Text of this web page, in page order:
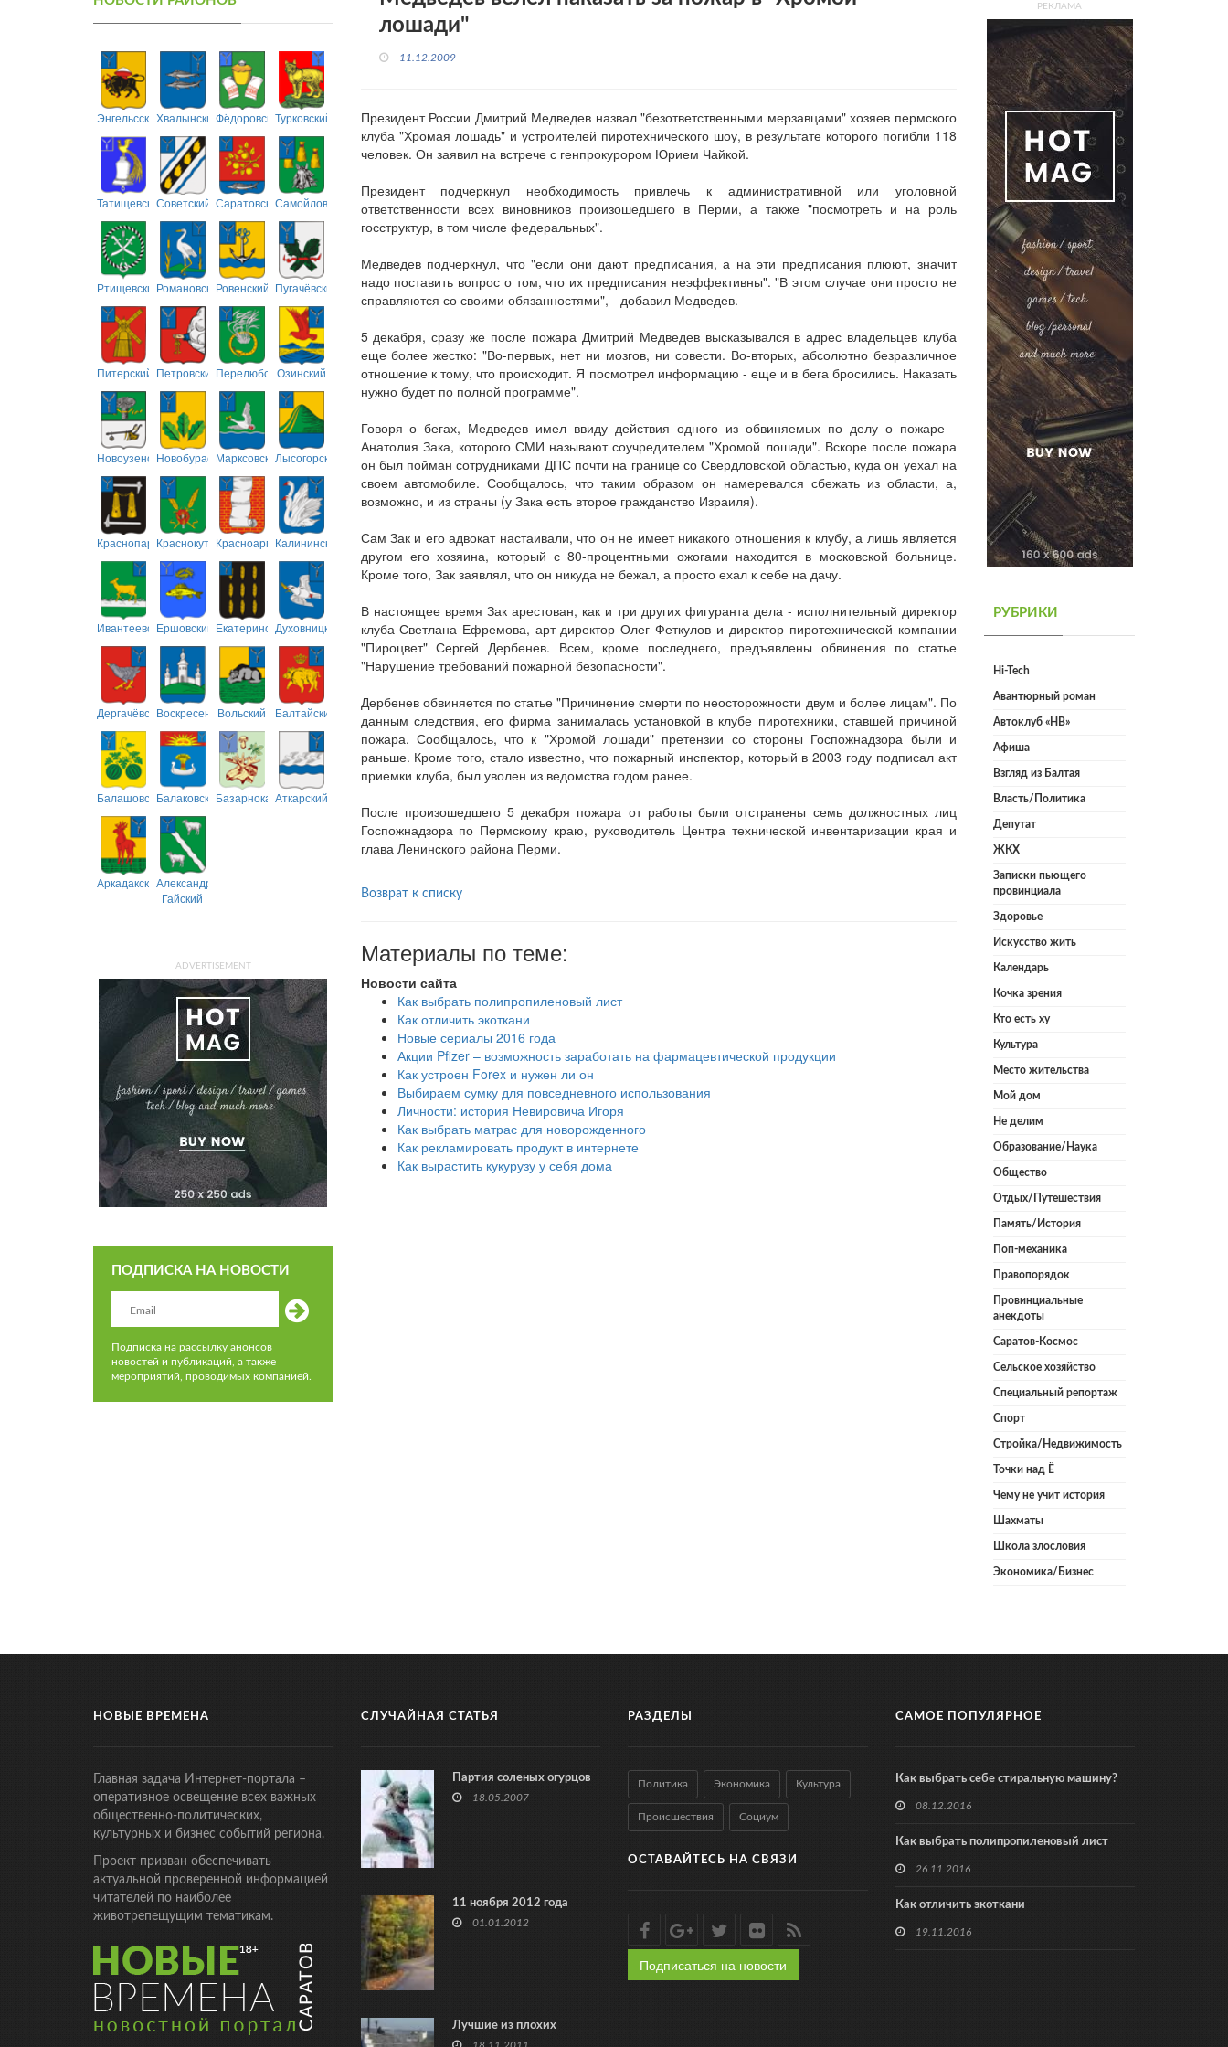
ЭнгельсскийХвалынскийФёдоровскийТурковский
ТатищевскийСоветский СаратовскийСамойловский
РтищевскийРомановскийРовенский Пугачёвский
Питерский ПетровскийПерелюбскийОзинский
НовоузенскийНовобурасскийМарксовскийЛысогорский
Краснопартизанский
КраснокутскийКрасноармейский
Калининский
ИвантеевскийЕршовский ЕкатериновскийДуховницкий
ДергачёвскийВоскресенскийВольский Балтайский
БалашовскийБалаковскийБазарнокарабулакский
Аткарский
АркадакскийАлександрово-
Гайский
ADVERTISEMENT
ПОДПИСКА НА НОВОСТИ
Подписка на рассылку анонсов
новостей и публикаций, а также
мероприятий, проводимых компанией.
лошади"
11.12.2009
Президент России Дмитрий Медведев назвал "безответственными мерзавцами" хозяев пермского
клуба "Хромая лошадь" и устроителей пиротехнического шоу, в результате которого погибли 118
человек. Он заявил на встрече с генпрокурором Юрием Чайкой.
Президент подчеркнул необходимость привлечь к административной или уголовной
ответственности всех виновников произошедшего в Перми, а также "посмотреть и на роль
госструктур, в том числе федеральных".
Медведев подчеркнул, что "если они дают предписания, а на эти предписания плюют, значит
надо поставить вопрос о том, что их предписания неэффективны". "В этом случае они просто не
справляются со своими обязанностями", - добавил Медведев.
5 декабря, сразу же после пожара Дмитрий Медведев высказывался в адрес владельцев клуба
еще более жестко: "Во-первых, нет ни мозгов, ни совести. Во-вторых, абсолютно безразличное
отношение к тому, что происходит. Я посмотрел информацию - еще и в бега бросились. Наказать
нужно будет по полной программе".
Говоря о бегах, Медведев имел ввиду действия одного из обвиняемых по делу о пожаре -
Анатолия Зака, которого СМИ называют соучредителем "Хромой лошади". Вскоре после пожара
он был пойман сотрудниками ДПС почти на границе со Свердловской областью, куда он уехал на
своем автомобиле. Сообщалось, что таким образом он намеревался сбежать из области, а,
возможно, и из страны (у Зака есть второе гражданство Израиля).
Сам Зак и его адвокат настаивали, что он не имеет никакого отношения к клубу, а лишь является
другом его хозяина, который с 80-процентными ожогами находится в московской больнице.
Кроме того, Зак заявлял, что он никуда не бежал, а просто ехал к себе на дачу.
В настоящее время Зак арестован, как и три других фигуранта дела - исполнительный директор
клуба Светлана Ефремова, арт-директор Олег Феткулов и директор пиротехнической компании
"Пироцвет" Сергей Дербенев. Всем, кроме последнего, предъявлены обвинения по статье
"Нарушение требований пожарной безопасности".
Дербенев обвиняется по статье "Причинение смерти по неосторожности двум и более лицам". По
данным следствия, его фирма занималась установкой в клубе пиротехники, ставшей причиной
пожара. Сообщалось, что к "Хромой лошади" претензии со стороны Госпожнадзора были и
раньше. Кроме того, стало известно, что пожарный инспектор, который в 2003 году подписал акт
приемки клуба, был уволен из ведомства годом ранее.
После произошедшего 5 декабря пожара от работы были отстранены семь должностных лиц
Госпожнадзора по Пермскому краю, руководитель Центра технической инвентаризации края и
глава Ленинского района Перми.
Возврат к списку
Материалы по теме:
Новости сайта
Как выбрать полипропиленовый лист
Как отличить экоткани
Новые сериалы 2016 года
Акции Pfizer – возможность заработать на фармацевтической продукции
Как устроен Forex и нужен ли он
Выбираем сумку для повседневного использования
Личности: история Невировича Игоря
Как выбрать матрас для новорожденного
Как рекламировать продукт в интернете
Как вырастить кукурузу у себя дома
РЕКЛАМА
РУБРИКИ
Hi-Tech
Авантюрный роман
Автоклуб «НВ»
Афиша
Взгляд из Балтая
Власть/Политика
Депутат
ЖКХ
Записки пьющего
провинциала
Здоровье
Искусство жить
Календарь
Кочка зрения
Кто есть ху
Культура
Место жительства
Мой дом
Не делим
Образование/Наука
Общество
Отдых/Путешествия
Память/История
Поп-механика
Правопорядок
Провинциальные
анекдоты
Саратов-Космос
Сельское хозяйство
Специальный репортаж
Спорт
Стройка/Недвижимость
Точки над Ё
Чему не учит история
Шахматы
Школа злословия
Экономика/Бизнес
НОВЫЕ ВРЕМЕНА
Главная задача Интернет-портала –
оперативное освещение всех важных
общественно-политических,
культурных и бизнес событий региона.
Проект призван обеспечивать
актуальной проверенной информацией
читателей по наиболее
животрепещущим тематикам.
СЛУЧАЙНАЯ СТАТЬЯ
Партия соленых огурцов
18.05.2007
11 ноября 2012 года
01.01.2012
Лучшие из плохих
РАЗДЕЛЫ
Политика Экономика Культура
Происшествия Социум
ОСТАВАЙТЕСЬ НА СВЯЗИ
Подписаться на новости
САМОЕ ПОПУЛЯРНОЕ
Как выбрать себе стиральную машину?
08.12.2016
Как выбрать полипропиленовый лист
26.11.2016
Как отличить экоткани
19.11.2016